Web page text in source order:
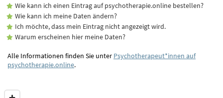
Wie kann ich einen Eintrag auf psychotherapie.online bestellen?
Wie kann ich meine Daten ändern?
Ich möchte, dass mein Eintrag nicht angezeigt wird.
Warum erscheinen hier meine Daten?
Alle Informationen finden Sie unter Psychotherapeut*innen auf
psychotherapie.online.